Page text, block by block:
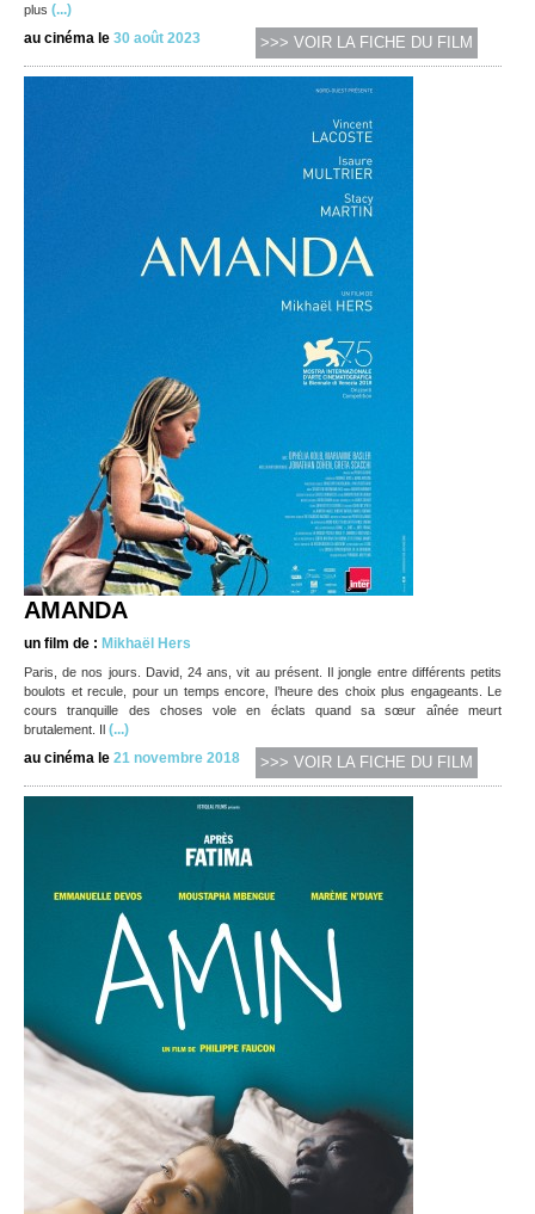
plus (...)
au cinéma le 30 août 2023 >>> VOIR LA FICHE DU FILM
AMANDA
un film de : Mikhaël Hers
Paris, de nos jours. David, 24 ans, vit au présent. Il jongle entre différents petits
boulots et recule, pour un temps encore, l’heure des choix plus engageants. Le
cours tranquille des choses vole en éclats quand sa sœur aînée meurt
brutalement. Il (...)
au cinéma le 21 novembre 2018 >>> VOIR LA FICHE DU FILM